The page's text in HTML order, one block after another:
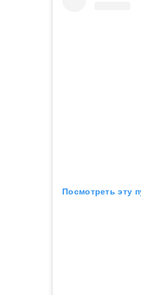
Посмотреть эту